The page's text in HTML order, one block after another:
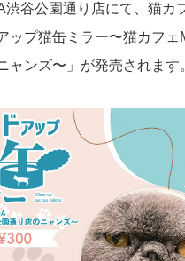
渋谷公園通り店にて、猫カ
ップ猫缶ミラー〜猫カフェ
ャンズ〜」が発売されます